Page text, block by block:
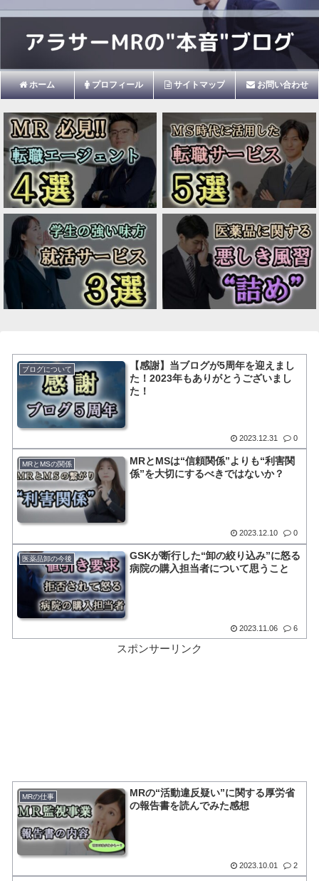
ホーム プロフィール サイトマップ お問い合わせ
ブログについて
【感謝】当ブログが5周年を迎えまし
た！2023年もありがとうございまし
た！
2023.12.31 0
MRとMSの関係
MRとMSは“信頼関係”よりも“利害関
係”を大切にするべきではないか？
2023.12.10 0
医薬品卸の今後
GSKが断行した“卸の絞り込み”に怒る
病院の購入担当者について思うこと
2023.11.06 6
スポンサーリンク
MRの仕事
MRの“活動違反疑い”に関する厚労省
の報告書を読んでみた感想
2023.10.01 2